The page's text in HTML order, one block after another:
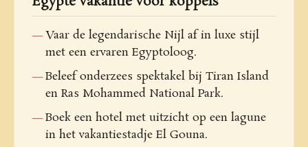
Vaar de legendarische Nijl af in luxe stijl
met een ervaren Egyptoloog.
Beleef onderzees spektakel bij Tiran Island
en Ras Mohammed National Park.
Boek een hotel met uitzicht op een lagune
in het vakantiestadje El Gouna.